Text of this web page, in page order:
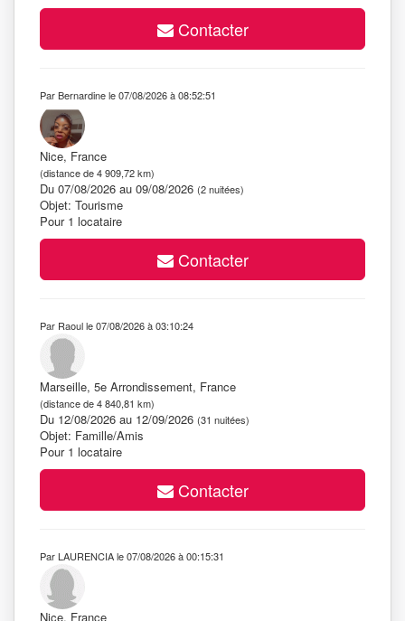
Contacter
Par Bernardine le 07/08/2026 à 08:52:51
Nice, France
(distance de 4 909,72 km)
Du 07/08/2026 au 09/08/2026 (2 nuitées)
Objet: Tourisme
Pour 1 locataire
Contacter
Par Raoul le 07/08/2026 à 03:10:24
Marseille, 5e Arrondissement, France
(distance de 4 840,81 km)
Du 12/08/2026 au 12/09/2026 (31 nuitées)
Objet: Famille/Amis
Pour 1 locataire
Contacter
Par LAURENCIA le 07/08/2026 à 00:15:31
Nice, France